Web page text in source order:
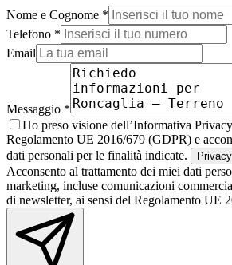
Nome e Cognome *
Telefono *
Email
Messaggio *
Ho preso visione dell’Informativa
Regolamento UE 2016/679 (GDPR) e
dati personali per le finalità indicate.
Privacy
Acconsento al trattamento dei miei dati
marketing, incluse comunicazioni
di newsletter, ai sensi del Regolamento UE